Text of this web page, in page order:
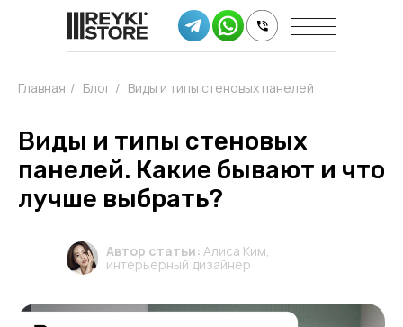
Главная / Блог / Виды и типы стеновых панелей
Виды и типы стеновых
панелей. Какие бывают и что
лучше выбрать?
Автор статьи: Алиса Ким,
интерьерный дизайнер